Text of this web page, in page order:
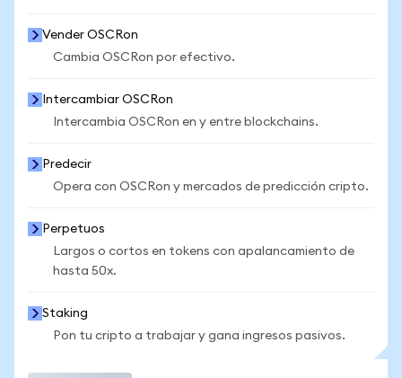
Vender OSCRon
Cambia OSCRon por efectivo.
Intercambiar OSCRon
Intercambia OSCRon en y entre blockchains.
Predecir
Opera con OSCRon y mercados de predicción cripto.
Perpetuos
Largos o cortos en tokens con apalancamiento de
hasta 50x.
Staking
Pon tu cripto a trabajar y gana ingresos pasivos.